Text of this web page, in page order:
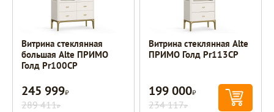
Витрина стеклянная
большая Alte ПРИМО
Голд Pr100CP
245 999Р
289 411Р
Витрина стеклянная Alte
ПРИМО Голд Pr113CP
199 000Р
234 117Р